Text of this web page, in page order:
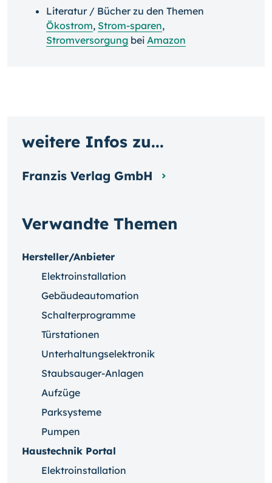
Literatur / Bücher zu den Themen
Ökostrom, Strom-sparen,
Stromversorgung bei Amazon
Verwandte Themen
Hersteller/Anbieter
Elektroinstallation
Gebäudeautomation
Schalterprogramme
Türstationen
Unterhaltungselektronik
Staubsauger-Anlagen
Aufzüge
Parksysteme
Pumpen
Haustechnik Portal
Elektroinstallation
weitere Infos zu...
Franzis Verlag GmbH